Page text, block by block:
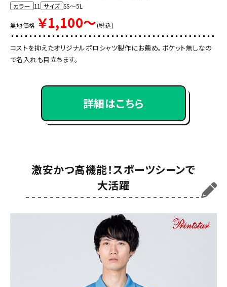
カラー 11 サイズ SS～5L
無地価格 ￥1,100～(税込)
コストを抑えたオリジナルポロシャツ製作にお薦め。ポケット無しなの
で名入れも目立ちます。
詳細はこちら
激安かつ高機能！スポーツシーンで
大活躍